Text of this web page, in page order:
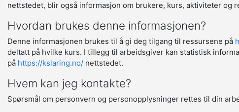
nettstedet, blir også informasjon om brukere, kurs, aktiviteter og
Hvordan brukes denne informasjonen?
Denne informasjonen brukes til å gi deg tilgang til ressursene på
deltatt på hvilke kurs. I tillegg til arbeidsgiver kan statistisk
på https://kslaring.no/ nettstedet.
Hvem kan jeg kontakte?
Spørsmål om personvern og personopplysninger rettes til din